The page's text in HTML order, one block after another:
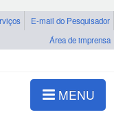
E-mail do Pesquisador
Área de imprensa
MENU